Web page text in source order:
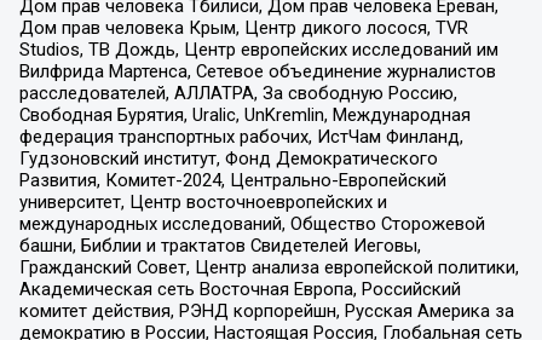
Дом прав человека Тбилиси, Дом прав человека Ереван,
Дом прав человека Крым, Центр дикого лосося, TVR
Studios, ТВ Дождь, Центр европейских исследований им
Вилфрида Мартенса, Сетевое объединение журналистов
расследователей, АЛЛАТРА, За свободную Россию,
Свободная Бурятия, Uralic, UnKremlin, Международная
федерация транспортных рабочих, ИстЧам Финланд,
Гудзоновский институт, Фонд Демократического
Развития, Комитет-2024, Центрально-Европейский
университет, Центр восточноевропейских и
международных исследований, Общество Сторожевой
башни, Библии и трактатов Свидетелей Иеговы,
Гражданский Совет, Центр анализа европейской политики,
Академическая сеть Восточная Европа, Российский
комитет действия, РЭНД корпорейшн, Русская Америка за
демократию в России, Настоящая Россия, Глобальная сеть